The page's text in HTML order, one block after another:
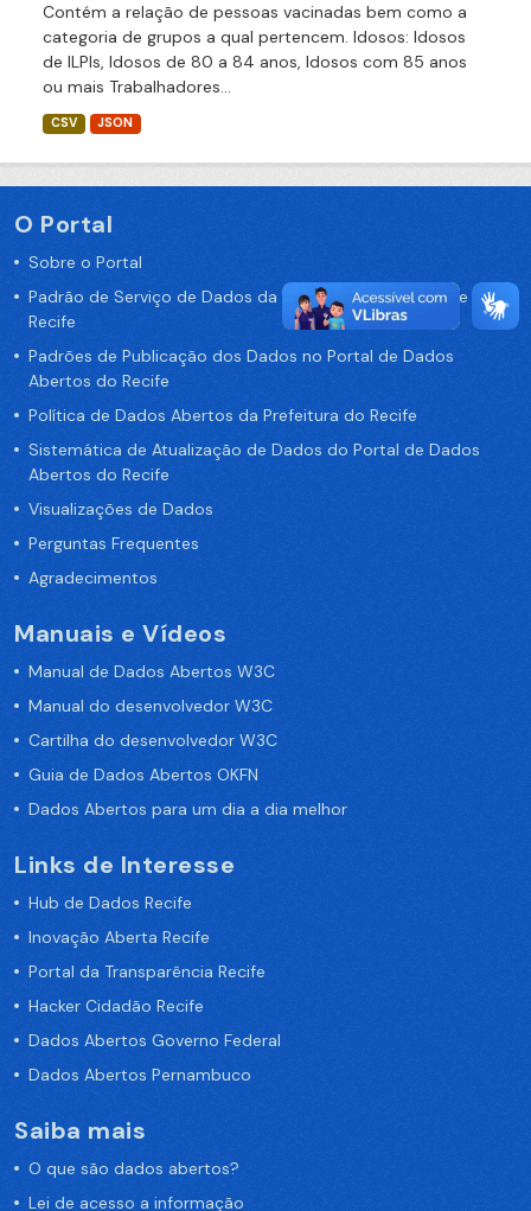
Contém a relação de pessoas vacinadas bem como a
categoria de grupos a qual pertencem. Idosos: Idosos
de ILPIs, Idosos de 80 a 84 anos, Idosos com 85 anos
ou mais Trabalhadores...
CSV JSON
O Portal
Sobre o Portal
Padrão de Serviço de Dados da Prefeitura da Cidade de
Recife
Padrões de Publicação dos Dados no Portal de Dados
Abertos do Recife
Política de Dados Abertos da Prefeitura do Recife
Sistemática de Atualização de Dados do Portal de Dados
Abertos do Recife
Visualizações de Dados
Perguntas Frequentes
Agradecimentos
Manuais e Vídeos
Manual de Dados Abertos W3C
Manual do desenvolvedor W3C
Cartilha do desenvolvedor W3C
Guia de Dados Abertos OKFN
Dados Abertos para um dia a dia melhor
Links de Interesse
Hub de Dados Recife
Inovação Aberta Recife
Portal da Transparência Recife
Hacker Cidadão Recife
Dados Abertos Governo Federal
Dados Abertos Pernambuco
Saiba mais
O que são dados abertos?
Lei de acesso a informação